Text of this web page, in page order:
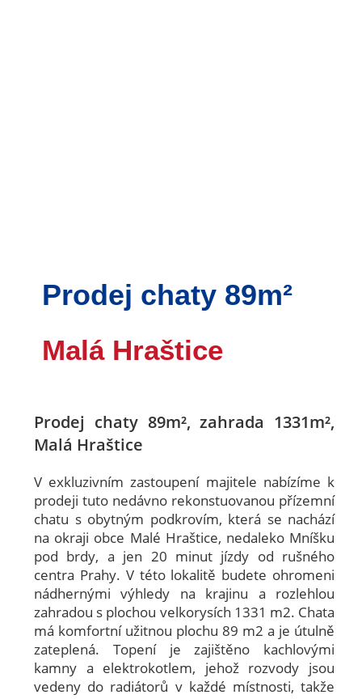
Prodej chaty 89m²
Malá Hraštice
Prodej chaty 89m², zahrada 1331m²,
Malá Hraštice
V exkluzivním zastoupení majitele nabízíme k
prodeji tuto nedávno rekonstuovanou přízemní
chatu s obytným podkrovím, která se nachází
na okraji obce Malé Hraštice, nedaleko Mníšku
pod brdy, a jen 20 minut jízdy od rušného
centra Prahy. V této lokalitě budete ohromeni
nádhernými výhledy na krajinu a rozlehlou
zahradou s plochou velkorysích 1331 m2. Chata
má komfortní užitnou plochu 89 m2 a je útulně
zateplená. Topení je zajištěno kachlovými
kamny a elektrokotlem, jehož rozvody jsou
vedeny do radiátorů v každé místnosti, takže